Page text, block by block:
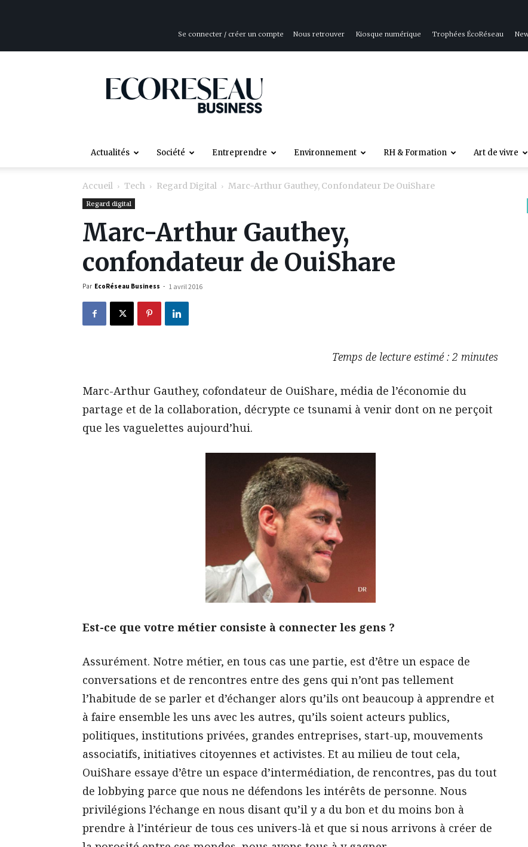
Se connecter / créer un compte Nous retrouver Kiosque numérique Trophées ÉcoRéseau
Business
Actualités Société Entreprendre Environnement RH & Formation Art de vivre
Accueil Tech Regard Digital Marc-Arthur Gauthey, Confondateur De OuiShare
Regard digital
Marc-Arthur Gauthey,
confondateur de OuiShare
Par EcoRéseau Business - 1 avril 2016
Temps de lecture estimé : 2 minutes
Marc-Arthur Gauthey, cofondateur de OuiShare, média de l’économie du
partage et de la collaboration, décrypte ce tsunami à venir dont on ne perçoit
que les vaguelettes aujourd’hui.
Est-ce que votre métier consiste à connecter les gens ?
Assurément. Notre métier, en tous cas une partie, est d’être un espace de
conversations et de rencontres entre des gens qui n’ont pas tellement
l’habitude de se parler et d’échanger alors qu’ils ont beaucoup à apprendre et
à faire ensemble les uns avec les autres, qu’ils soient acteurs publics,
politiques, institutions privées, grandes entreprises, start-up, mouvements
associatifs, initiatives citoyennes et activistes. Et au milieu de tout cela,
OuiShare essaye d’être un espace d’intermédiation, de rencontres, pas du tout
de lobbying parce que nous ne défendons les intérêts de personne. Nous
privilégions l’échange en nous disant qu’il y a du bon et du moins bon à
prendre à l’intérieur de tous ces univers-là et que si nous arrivons à créer de